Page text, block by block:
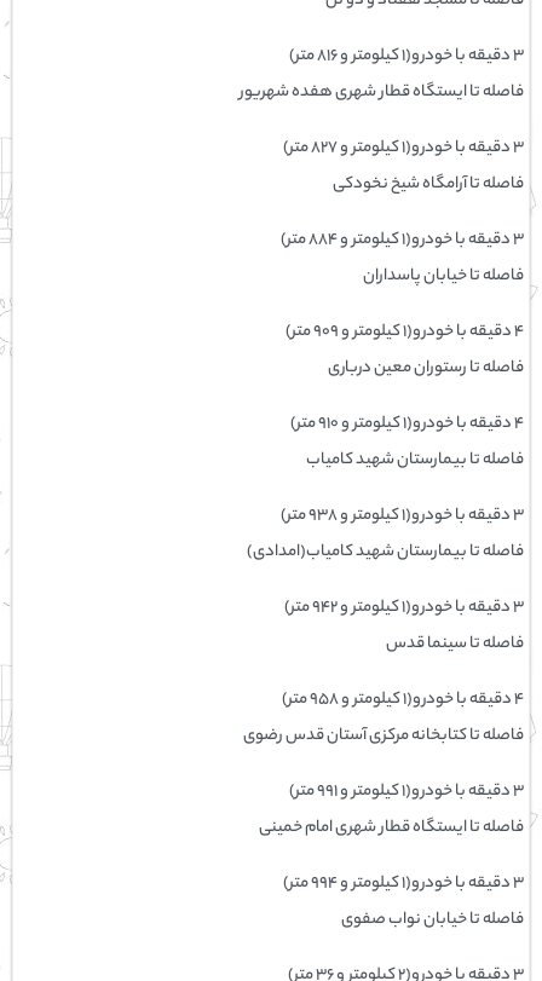
۳ دقیقه با خودرو(۱ کیلومتر و ۸۱۶ متر)
فاصله تا ایستگاه قطار شهری هفده شهریور
۳ دقیقه با خودرو(۱ کیلومتر و ۸۲۷ متر)
فاصله تا آرامگاه شیخ نخودکی
۳ دقیقه با خودرو(۱ کیلومتر و ۸۸۴ متر)
فاصله تا خیابان پاسداران
۴ دقیقه با خودرو(۱ کیلومتر و ۹۰۹ متر)
فاصله تا رستوران معین درباری
۴ دقیقه با خودرو(۱ کیلومتر و ۹۱۰ متر)
فاصله تا بيمارستان شهيد كامياب
۳ دقیقه با خودرو(۱ کیلومتر و ۹۳۸ متر)
فاصله تا بیمارستان شهید کامیاب(امدادی)
۳ دقیقه با خودرو(۱ کیلومتر و ۹۴۲ متر)
فاصله تا سینما قدس
۴ دقیقه با خودرو(۱ کیلومتر و ۹۵۸ متر)
فاصله تا کتابخانه مرکزی آستان قدس رضوی
۳ دقیقه با خودرو(۱ کیلومتر و ۹۹۱ متر)
فاصله تا ایستگاه قطار شهری امام خمینی
۳ دقیقه با خودرو(۱ کیلومتر و ۹۹۴ متر)
فاصله تا خیابان نواب صفوی